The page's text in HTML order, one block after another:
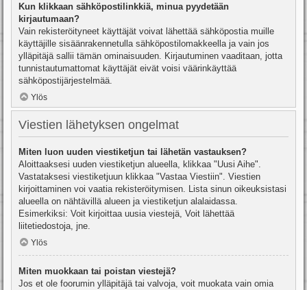
Kun klikkaan sähköpostilinkkiä, minua pyydetään
kirjautumaan?
Vain rekisteröityneet käyttäjät voivat lähettää sähköpostia muille
käyttäjille sisäänrakennetulla sähköpostilomakkeella ja vain jos
ylläpitäjä sallii tämän ominaisuuden. Kirjautuminen vaaditaan, jotta
tunnistautumattomat käyttäjät eivät voisi väärinkäyttää
sähköpostijärjestelmää.
Ylös
Viestien lähetyksen ongelmat
Miten luon uuden viestiketjun tai lähetän vastauksen?
Aloittaaksesi uuden viestiketjun alueella, klikkaa "Uusi Aihe".
Vastataksesi viestiketjuun klikkaa "Vastaa Viestiin". Viestien
kirjoittaminen voi vaatia rekisteröitymisen. Lista sinun oikeuksistasi
alueella on nähtävillä alueen ja viestiketjun alalaidassa.
Esimerkiksi: Voit kirjoittaa uusia viestejä, Voit lähettää
liitetiedostoja, jne.
Ylös
Miten muokkaan tai poistan viestejä?
Jos et ole foorumin ylläpitäjä tai valvoja, voit muokata vain omia